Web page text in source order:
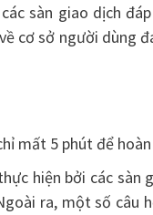
sàn giao dịch
cơ sở người dùng
mất 5 phút để
hiện bởi các sàn
ra, một số câu